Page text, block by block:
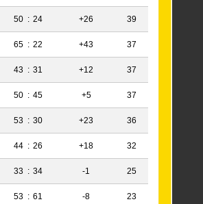
50 : 24 +26 39
65 : 22 +43 37
43 : 31 +12 37
50 : 45 +5 37
53 : 30 +23 36
44 : 26 +18 32
33 : 34 -1 25
53 : 61 -8 23